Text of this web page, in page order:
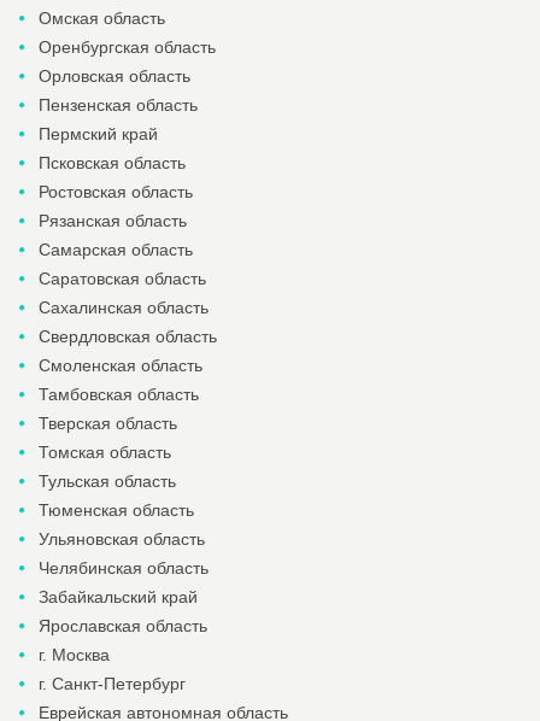
Омская область
Оренбургская область
Орловская область
Пензенская область
Пермский край
Псковская область
Ростовская область
Рязанская область
Самарская область
Саратовская область
Сахалинская область
Свердловская область
Смоленская область
Тамбовская область
Тверская область
Томская область
Тульская область
Тюменская область
Ульяновская область
Челябинская область
Забайкальский край
Ярославская область
г. Москва
г. Санкт-Петербург
Еврейская автономная область